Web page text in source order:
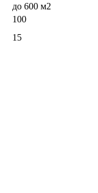
до 600 м2
100
15